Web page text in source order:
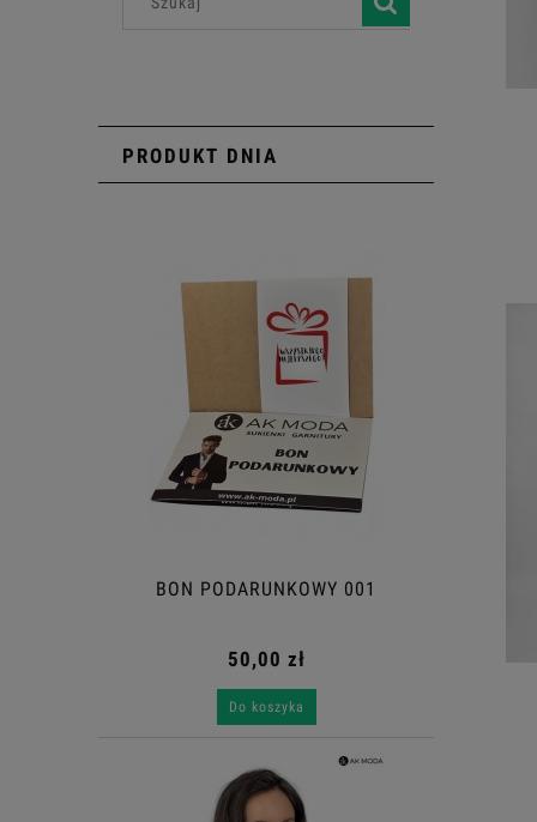
PRODUKT DNIA
BON PODARUNKOWY 001
50,00 zł
Do koszyka